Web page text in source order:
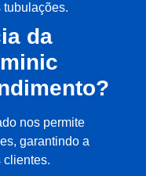
tubulações.
da
nos permite
garantindo a
clientes.